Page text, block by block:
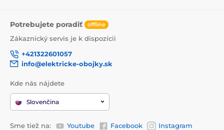
Potrebujete poradiť offline
Zákaznický servis je k dispozícii
+421322601057
info@elektricke-obojky.sk
Kde nás nájdete
Slovenčina
Sme tiež na: Youtube Facebook Instagram